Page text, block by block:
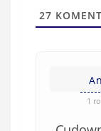
27
1